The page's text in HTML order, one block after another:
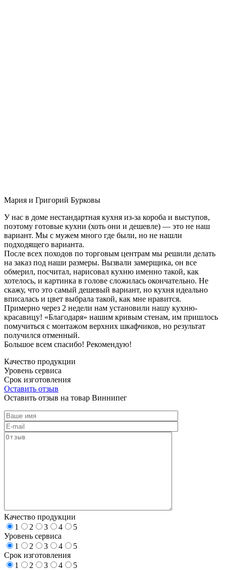
Мария и Григорий Бурковы
У нас в доме нестандартная кухня из-за короба и выступов,
поэтому готовые кухни (хоть они и дешевле) — это не наш
вариант. Мы с мужем много где были, но не нашли
подходящего варианта.
После всех походов по торговым центрам мы решили делать
на заказ под наши размеры. Вызвали замерщика, он все
обмерил, посчитал, нарисовал кухню именно такой, как
хотелось, и картинка в голове сложилась окончательно. Не
скажу, что это самый дешевый вариант, но кухня идеально
вписалась и цвет выбрала такой, как мне нравится.
Примерно через 2 недели нам установили нашу кухню-
красавицу! «Благодаря» нашим кривым стенам, им пришлось
помучиться с монтажом верхних шкафчиков, но результат
получился отменный.
Большое всем спасибо! Рекомендую!
Качество продукции
Уровень сервиса
Срок изготовления
Оставить отзыв
Оставить отзыв на товар Виннипег
Качество продукции
1
2 3 4
5
Уровень сервиса
1
2 3 4
5
Срок изготовления
1
2 3 4
5